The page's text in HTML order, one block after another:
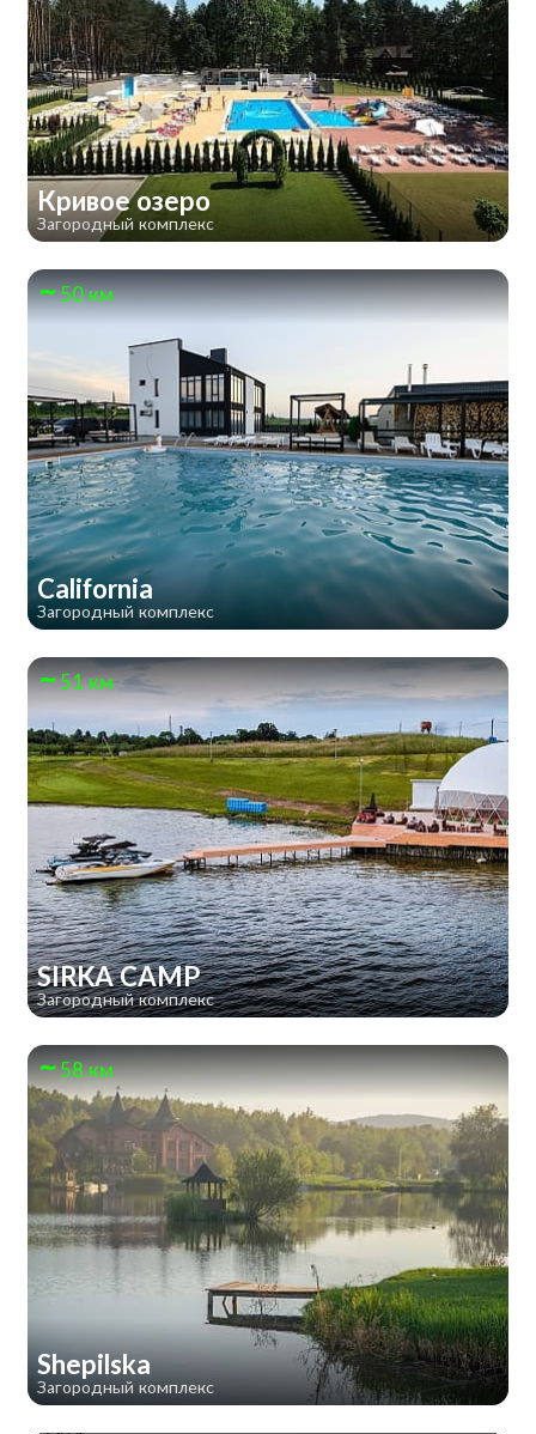
Кривое озеро
Загородный комплекс
50 км
California
Загородный комплекс
51 км
SIRKA CAMP
Загородный комплекс
58 км
Shepilska
Загородный комплекс